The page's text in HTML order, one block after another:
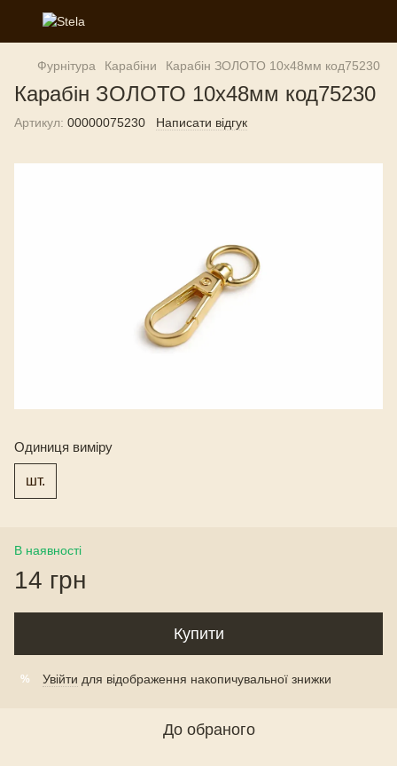
Фурнітура Карабіни Карабін ЗОЛОТО 10х48мм код75230
Карабін ЗОЛОТО 10х48мм код75230
Артикул: 00000075230 Написати відгук
Одиниця виміру
шт.
В наявності
14 грн
Купити
% Увійти для відображення накопичувальної знижки
До обраного